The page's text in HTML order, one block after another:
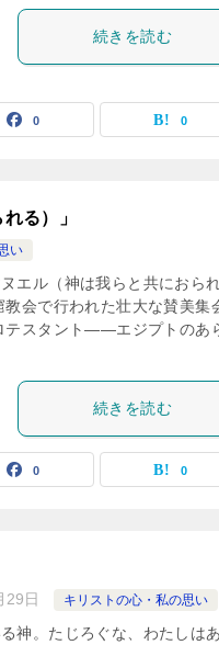
続きを読む
0 0
る）」
い
エル（神は我らと共におら
会で行われた壮大な賛美集
テスタント——エジプトのあ
続きを読む
0 0
29日 キリストの心・私の思い
神。たじろぐな、わたしは